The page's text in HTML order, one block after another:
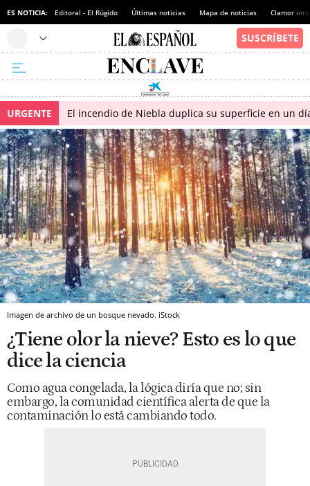
ES NOTICIA: Editoral - El Rúgido Últimas noticias Mapa de noticias Clamor
URGENTE El incendio de Niebla duplica su superficie en un
Imagen de archivo de un bosque nevado. iStock
¿Tiene olor la nieve? Esto es lo que
dice la ciencia
Como agua congelada, la lógica diría que no; sin
embargo, la comunidad científica alerta de que la
contaminación lo está cambiando todo.